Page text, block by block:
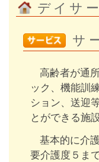
デイサ
サ
高齢者が通
ック、機能訓
ション、送迎
とができる施
基本的に介
要介護度５ま